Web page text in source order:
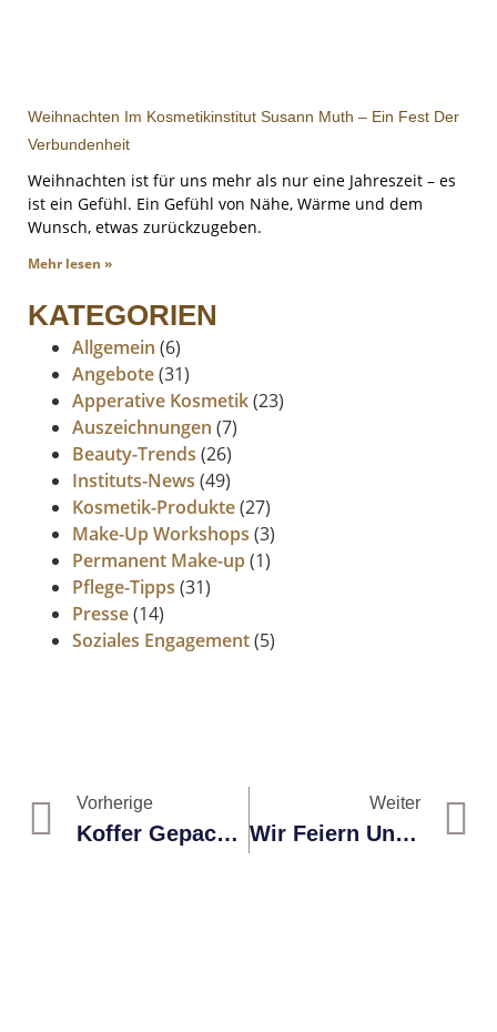
Weihnachten Im Kosmetikinstitut Susann Muth – Ein Fest Der
Verbundenheit
Weihnachten ist für uns mehr als nur eine Jahreszeit – es
ist ein Gefühl. Ein Gefühl von Nähe, Wärme und dem
Wunsch, etwas zurückzugeben.
Mehr lesen »
KATEGORIEN
Allgemein (6)
Angebote(31)
Apperative Kosmetik(23)
Auszeichnungen (7)
Beauty-Trends (26)
Instituts-News (49)
Kosmetik-Produkte(27)
Make-Up Workshops (3)
Permanent Make-up (1)
Pflege-Tipps (31)
Presse(14)
Soziales Engagement(5)
Vorherige
Koffer Gepackt? Sonnencreme Nicht Vergessen!
Weiter
Wir Feiern Unsere Nachwuchs-Kosmetikerin